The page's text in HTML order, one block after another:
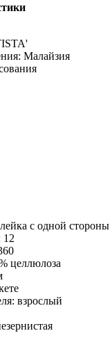
Малайзия
с одной стороны
12
целлюлоза
взрослый